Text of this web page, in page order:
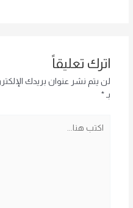
اترك تعليقاً
لن يتم نشر عنوان بريدك
بـ *